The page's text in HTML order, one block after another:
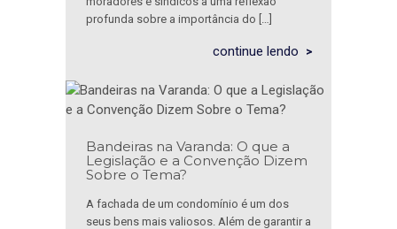
profunda sobre a importância do […]
continue lendo
Bandeiras na Varanda: O que a
Legislação e a Convenção Dizem
Sobre o Tema?
A fachada de um condomínio é um dos
seus bens mais valiosos. Além de garantir a